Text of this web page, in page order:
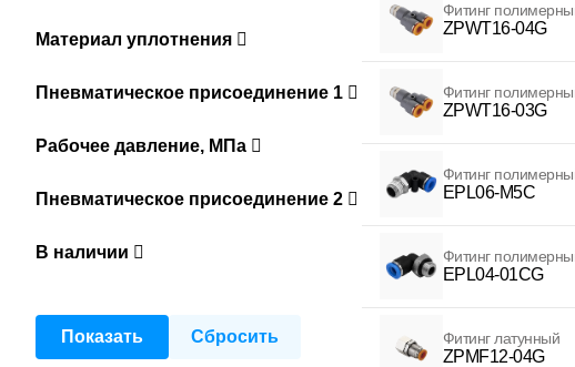
Материал уплотнения
Пневматическое присоединение 1
Рабочее давление, МПа
Пневматическое присоединение 2
В наличии
Фитинг
ZPWT16-04G
Фитинг
ZPWT16-03G
Фитинг
EPL06-M5C
Фитинг
EPL04-01CG
Фитинг латунный
ZPMF12-04G